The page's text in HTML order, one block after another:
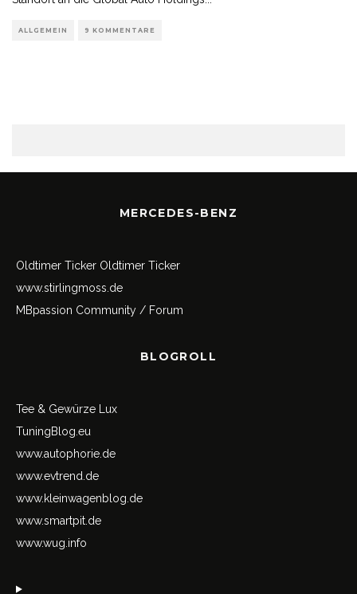
ALLGEMEIN 9 KOMMENTARE
MERCEDES-BENZ
Oldtimer Ticker Oldtimer Ticker
www.stirlingmoss.de
MBpassion Community / Forum
BLOGROLL
Tee & Gewürze Lux
TuningBlog.eu
www.autophorie.de
www.evtrend.de
www.kleinwagenblog.de
www.smartpit.de
www.wug.info